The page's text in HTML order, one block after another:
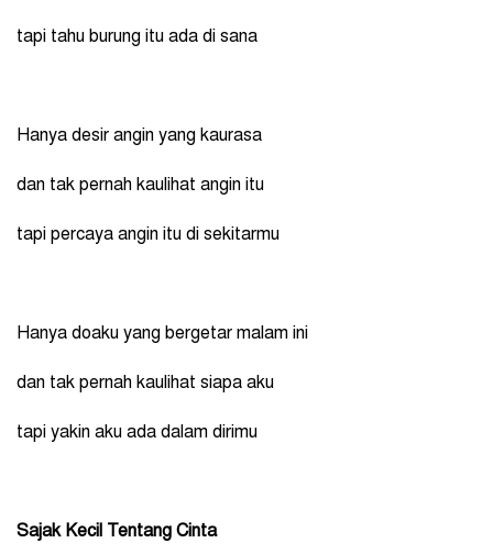
tapi tahu burung itu ada di sana
Hanya desir angin yang kaurasa
dan tak pernah kaulihat angin itu
tapi percaya angin itu di sekitarmu
Hanya doaku yang bergetar malam ini
dan tak pernah kaulihat siapa aku
tapi yakin aku ada dalam dirimu
Sajak Kecil Tentang Cinta